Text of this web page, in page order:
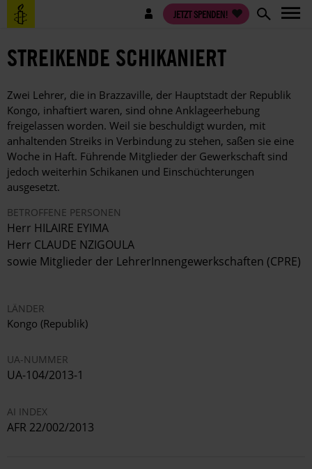
Direkt
zum
Benutzermenü JETZT SPENDEN!
STREIKENDE SCHIKANIERT
Zwei Lehrer, die in Brazzaville, der Hauptstadt der Republik
Kongo, inhaftiert waren, sind ohne Anklageerhebung
freigelassen worden. Weil sie beschuldigt wurden, mit
anhaltenden Streiks in Verbindung zu stehen, saßen sie eine
Woche in Haft. Führende Mitglieder der Gewerkschaft sind
jedoch weiterhin Schikanen und Einschüchterungen
ausgesetzt.
BETROFFENE PERSONEN
Herr HILAIRE EYIMA
Herr CLAUDE NZIGOULA
sowie Mitglieder der LehrerInnengewerkschaften (CPRE)
LÄNDER
Kongo (Republik)
UA-NUMMER
UA-104/2013-1
AI INDEX
AFR 22/002/2013